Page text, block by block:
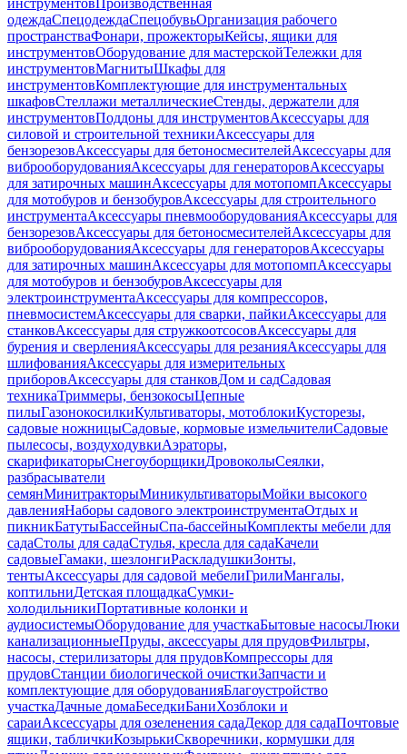
инструментовПроизводственная
одеждаСпецодеждаСпецобувьОрганизация рабочего
пространстваФонари, прожекторыКейсы, ящики для
инструментовОборудование для мастерскойТележки для
инструментовМагнитыШкафы для
инструментовКомплектующие для инструментальных
шкафовСтеллажи металлическиеСтенды, держатели для
инструментовПоддоны для инструментовАксессуары для
силовой и строительной техникиАксессуары для
бензорезовАксессуары для бетоносмесителейАксессуары для
виброоборудованияАксессуары для генераторовАксессуары
для затирочных машинАксессуары для мотопомпАксессуары
для мотобуров и бензобуровАксессуары для строительного
инструментаАксессуары пневмооборудованияАксессуары для
бензорезовАксессуары для бетоносмесителейАксессуары для
виброоборудованияАксессуары для генераторовАксессуары
для затирочных машинАксессуары для мотопомпАксессуары
для мотобуров и бензобуровАксессуары для
электроинструментаАксессуары для компрессоров,
пневмосистемАксессуары для сварки, пайкиАксессуары для
станковАксессуары для стружкоотсосовАксессуары для
бурения и сверленияАксессуары для резанияАксессуары для
шлифованияАксессуары для измерительных
приборовАксессуары для станковДом и садСадовая
техникаТриммеры, бензокосыЦепные
пилыГазонокосилкиКультиваторы, мотоблокиКусторезы,
садовые ножницыСадовые, кормовые измельчителиСадовые
пылесосы, воздуходувкиАэраторы,
скарификаторыСнегоуборщикиДровоколыСеялки,
разбрасыватели
семянМинитракторыМиникультиваторыМойки высокого
давленияНаборы садового электроинструментаОтдых и
пикникБатутыБассейныСпа-бассейныКомплекты мебели для
садаСтолы для садаСтулья, кресла для садаКачели
садовыеГамаки, шезлонгиРаскладушкиЗонты,
тентыАксессуары для садовой мебелиГрилиМангалы,
коптильниДетская площадкаСумки-
холодильникиПортативные колонки и
аудиосистемыОборудование для участкаБытовые насосыЛюки
канализационныеПруды, аксессуары для прудовФильтры,
насосы, стерилизаторы для прудовКомпрессоры для
прудовСтанции биологической очисткиЗапчасти и
комплектующие для оборудованияБлагоустройство
участкаДачные домаБеседкиБаниХозблоки и
сараиАксессуары для озеленения садаДекор для садаПочтовые
ящики, табличкиКозырькиСкворечники, кормушки для